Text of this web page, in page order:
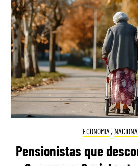
ECONOMIA ,
Pensionistas que